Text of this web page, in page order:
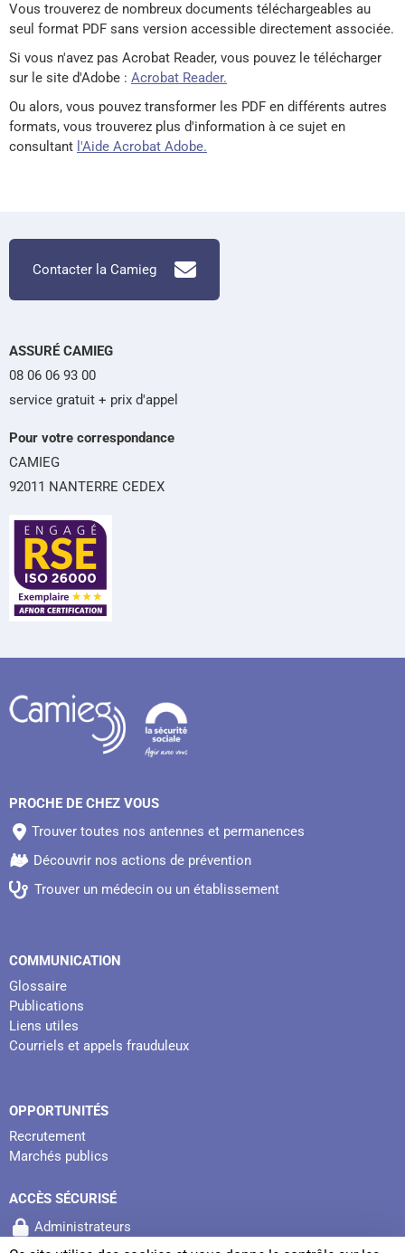
Vous trouverez de nombreux documents téléchargeables au
seul format PDF sans version accessible directement associée.
Si vous n'avez pas Acrobat Reader, vous pouvez le télécharger
sur le site d'Adobe : Acrobat Reader.
Ou alors, vous pouvez transformer les PDF en différents autres
formats, vous trouverez plus d'information à ce sujet en
consultant l'Aide Acrobat Adobe.
Contacter la Camieg
ASSURÉ CAMIEG
08 06 06 93 00
service gratuit + prix d'appel
Pour votre correspondance
CAMIEG
92011 NANTERRE CEDEX
PROCHE DE CHEZ VOUS
Trouver toutes nos antennes et permanences
Découvrir nos actions de prévention
Trouver un médecin ou un établissement
COMMUNICATION
Glossaire
Publications
Liens utiles
Courriels et appels frauduleux
OPPORTUNITÉS
Recrutement
Marchés publics
ACCÈS SÉCURISÉ
Administrateurs